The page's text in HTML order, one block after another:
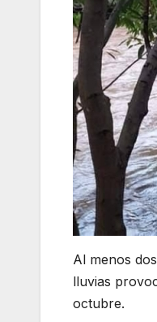
Al menos
lluvias
octubre.